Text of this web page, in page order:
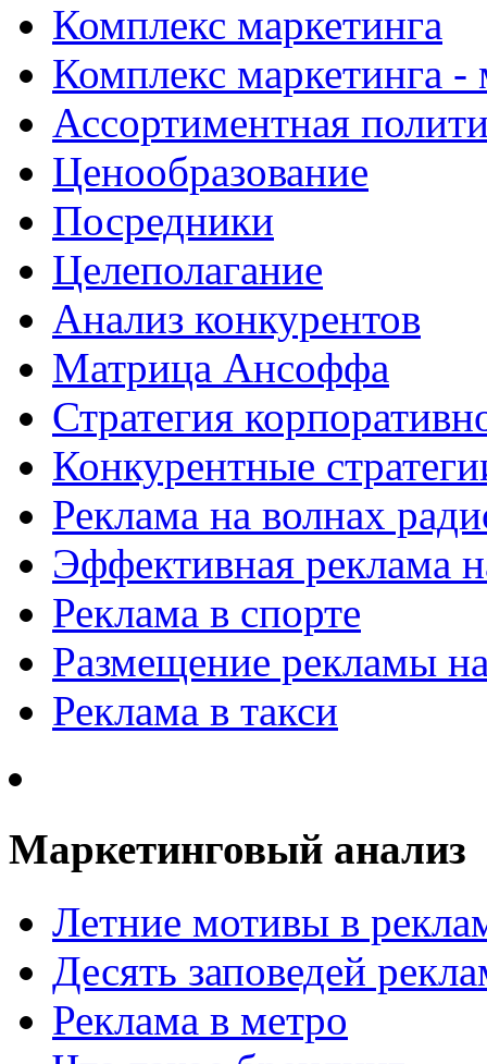
Комплекс маркетинга
Комплекс маркетинга
Ассортиментная
Ценообразование
Посредники
Целеполагание
Анализ конкурентов
Матрица Ансоффа
Стратегия
Конкурентные
Реклама на волнах
Эффективная реклама
Реклама в спорте
Размещение рекламы
Реклама в такси
Маркетинговый анализ
Летние мотивы в
Десять заповедей
Реклама в метро